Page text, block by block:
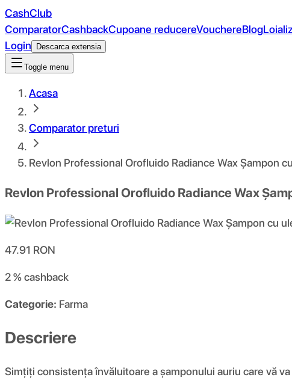
CashClub
ComparatorCashbackCupoane reducereVouchereBlog
Login
Descarca extensia
Toggle menu
Acasa
Comparator preturi
Revlon Professional Orofluido Radiance Wax Șampon
Revlon Professional Orofluido Radiance Wax
47.91 RON
2 %cashback
Categorie: Farma
Descriere
Simțiți consistența învăluitoare a șamponului auriu care vă